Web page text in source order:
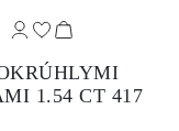
1.54 CT 417